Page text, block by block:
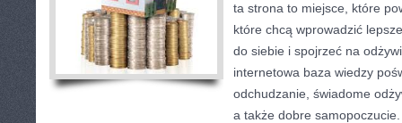
ta strona to miejsce, które
które chcą wprowadzić
do siebie i spojrzeć na
internetowa baza wiedzy
odchudzanie, świadome
a także dobre